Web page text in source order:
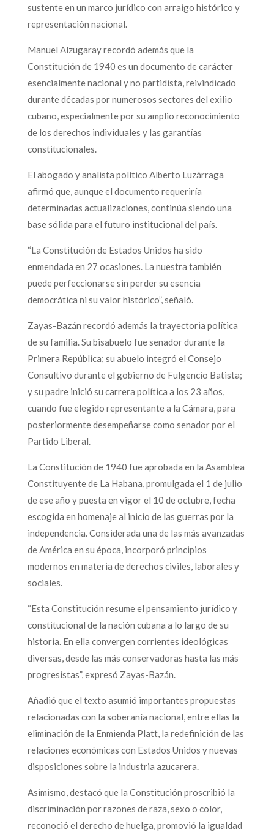
sustente en un marco jurídico con arraigo histórico y
representación nacional.
Manuel Alzugaray recordó además que la
Constitución de 1940 es un documento de carácter
esencialmente nacional y no partidista, reivindicado
durante décadas por numerosos sectores del exilio
cubano, especialmente por su amplio reconocimiento
de los derechos individuales y las garantías
constitucionales.
El abogado y analista político Alberto Luzárraga
afirmó que, aunque el documento requeriría
determinadas actualizaciones, continúa siendo una
base sólida para el futuro institucional del país.
“La Constitución de Estados Unidos ha sido
enmendada en 27 ocasiones. La nuestra también
puede perfeccionarse sin perder su esencia
democrática ni su valor histórico”, señaló.
Zayas-Bazán recordó además la trayectoria política
de su familia. Su bisabuelo fue senador durante la
Primera República; su abuelo integró el Consejo
Consultivo durante el gobierno de Fulgencio Batista;
y su padre inició su carrera política a los 23 años,
cuando fue elegido representante a la Cámara, para
posteriormente desempeñarse como senador por el
Partido Liberal.
La Constitución de 1940 fue aprobada en la Asamblea
Constituyente de La Habana, promulgada el 1 de julio
de ese año y puesta en vigor el 10 de octubre, fecha
escogida en homenaje al inicio de las guerras por la
independencia. Considerada una de las más avanzadas
de América en su época, incorporó principios
modernos en materia de derechos civiles, laborales y
sociales.
“Esta Constitución resume el pensamiento jurídico y
constitucional de la nación cubana a lo largo de su
historia. En ella convergen corrientes ideológicas
diversas, desde las más conservadoras hasta las más
progresistas”, expresó Zayas-Bazán.
Añadió que el texto asumió importantes propuestas
relacionadas con la soberanía nacional, entre ellas la
eliminación de la Enmienda Platt, la redefinición de las
relaciones económicas con Estados Unidos y nuevas
disposiciones sobre la industria azucarera.
Asimismo, destacó que la Constitución proscribió la
discriminación por razones de raza, sexo o color,
reconoció el derecho de huelga, promovió la igualdad